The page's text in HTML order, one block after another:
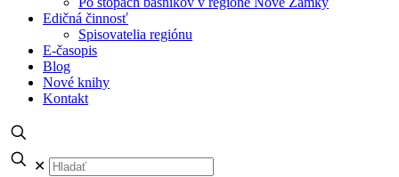
Edičná činnosť
Spisovatelia regiónu
E-časopis
Blog
Nové knihy
Kontakt
✕